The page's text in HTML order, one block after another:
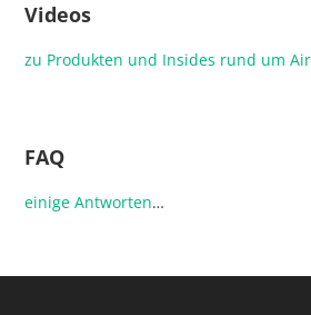
Videos
zu Produkten und Insides rund um
FAQ
einige Antworten…